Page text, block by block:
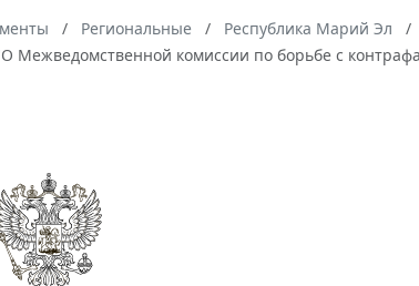
Региональные Республика Марий Эл
Межведомственной комиссии по борьбе с